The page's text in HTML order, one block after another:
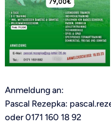
Anmeldung an:
Pascal Rezepka:
oder 0171 160 18 92